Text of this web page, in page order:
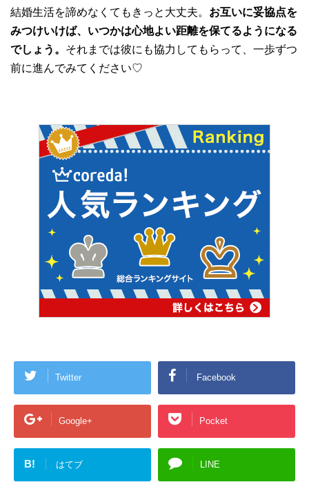
結婚生活を諦めなくてもきっと大丈夫。 お互いに妥協点を
みつけいけば、いつかは心地よい距離を保てるようになる
でしょう。 それまでは彼にも協力してもらって、一歩ずつ
前に進んでみてください♡
Twitter Facebook
Google+ Pocket
B! はてブ LINE